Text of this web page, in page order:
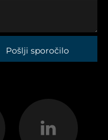
Pošlji sporočilo